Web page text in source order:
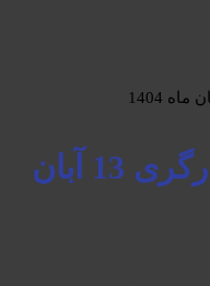
اخباروگزارش های کارگری 13 آبان